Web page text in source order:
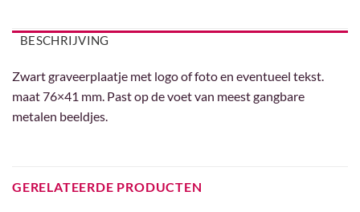
BESCHRIJVING
Zwart graveerplaatje met logo of foto en eventueel tekst.
maat 76×41 mm. Past op de voet van meest gangbare
metalen beeldjes.
GERELATEERDE PRODUCTEN